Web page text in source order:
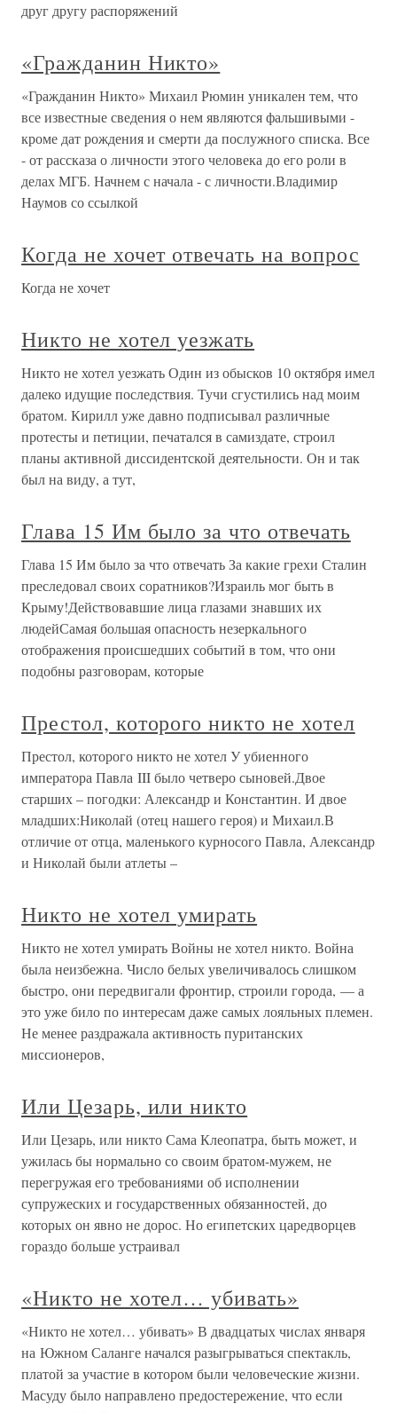
друг другу распоряжений
«Гражданин Никто»
«Гражданин Никто» Михаил Рюмин уникален тем, что
все известные сведения о нем являются фальшивыми -
кроме дат рождения и смерти да послужного списка. Все
- от рассказа о личности этого человека до его роли в
делах МГБ. Начнем с начала - с личности.Владимир
Наумов со ссылкой
Когда не хочет отвечать на вопрос
Когда не хочет
Никто не хотел уезжать
Никто не хотел уезжать Один из обысков 10 октября имел
далеко идущие последствия. Тучи сгустились над моим
братом. Кирилл уже давно подписывал различные
протесты и петиции, печатался в самиздате, строил
планы активной диссидентской деятельности. Он и так
был на виду, а тут,
Глава 15 Им было за что отвечать
Глава 15 Им было за что отвечать За какие грехи Сталин
преследовал своих соратников?Израиль мог быть в
Крыму!Действовавшие лица глазами знавших их
людейСамая большая опасность незеркального
отображения происшедших событий в том, что они
подобны разговорам, которые
Престол, которого никто не хотел
Престол, которого никто не хотел У убиенного
императора Павла III было четверо сыновей.Двое
старших – погодки: Александр и Константин. И двое
младших:Николай (отец нашего героя) и Михаил.В
отличие от отца, маленького курносого Павла, Александр
и Николай были атлеты –
Никто не хотел умирать
Никто не хотел умирать Войны не хотел никто. Война
была неизбежна. Число белых увеличивалось слишком
быстро, они передвигали фронтир, строили города, — а
это уже било по интересам даже самых лояльных племен.
Не менее раздражала активность пуританских
миссионеров,
Или Цезарь, или никто
Или Цезарь, или никто Сама Клеопатра, быть может, и
ужилась бы нормально со своим братом-мужем, не
перегружая его требованиями об исполнении
супружеских и государственных обязанностей, до
которых он явно не дорос. Но египетских царедворцев
гораздо больше устраивал
«Никто не хотел… убивать»
«Никто не хотел… убивать» В двадцатых числах января
на Южном Саланге начался разыгрываться спектакль,
платой за участие в котором были человеческие жизни.
Масуду было направлено предостережение, что если